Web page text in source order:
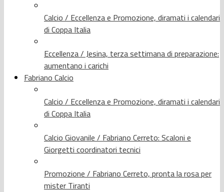
Calcio / Eccellenza e Promozione, diramati i calendari
di Coppa Italia
Eccellenza / Jesina, terza settimana di preparazione:
aumentano i carichi
Fabriano Calcio
Calcio / Eccellenza e Promozione, diramati i calendari
di Coppa Italia
Calcio Giovanile / Fabriano Cerreto: Scaloni e
Giorgetti coordinatori tecnici
Promozione / Fabriano Cerreto, pronta la rosa per
mister Tiranti